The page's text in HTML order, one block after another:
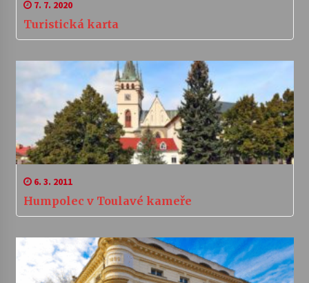
7. 7. 2020
Turistická karta
6. 3. 2011
Humpolec v Toulavé kameře